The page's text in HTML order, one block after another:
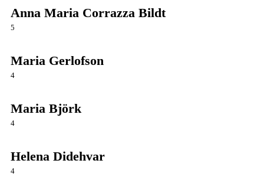
Anna Maria Corrazza Bildt
5
Maria Gerlofson
4
Maria Björk
4
Helena Didehvar
4